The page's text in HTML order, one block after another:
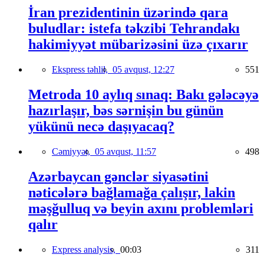
İran prezidentinin üzərində qara
buludlar: istefa təkzibi Tehrandakı
hakimiyyət mübarizəsini üzə çıxarır
Ekspress təhlil, 05 avqust, 12:27 551
Metroda 10 aylıq sınaq: Bakı gələcəyə
hazırlaşır, bəs sərnişin bu günün
yükünü necə daşıyacaq?
Cəmiyyət, 05 avqust, 11:57 498
Azərbaycan gənclər siyasətini
nəticələrə bağlamağa çalışır, lakin
məşğulluq və beyin axını problemləri
qalır
Express analysis, 00:03 311